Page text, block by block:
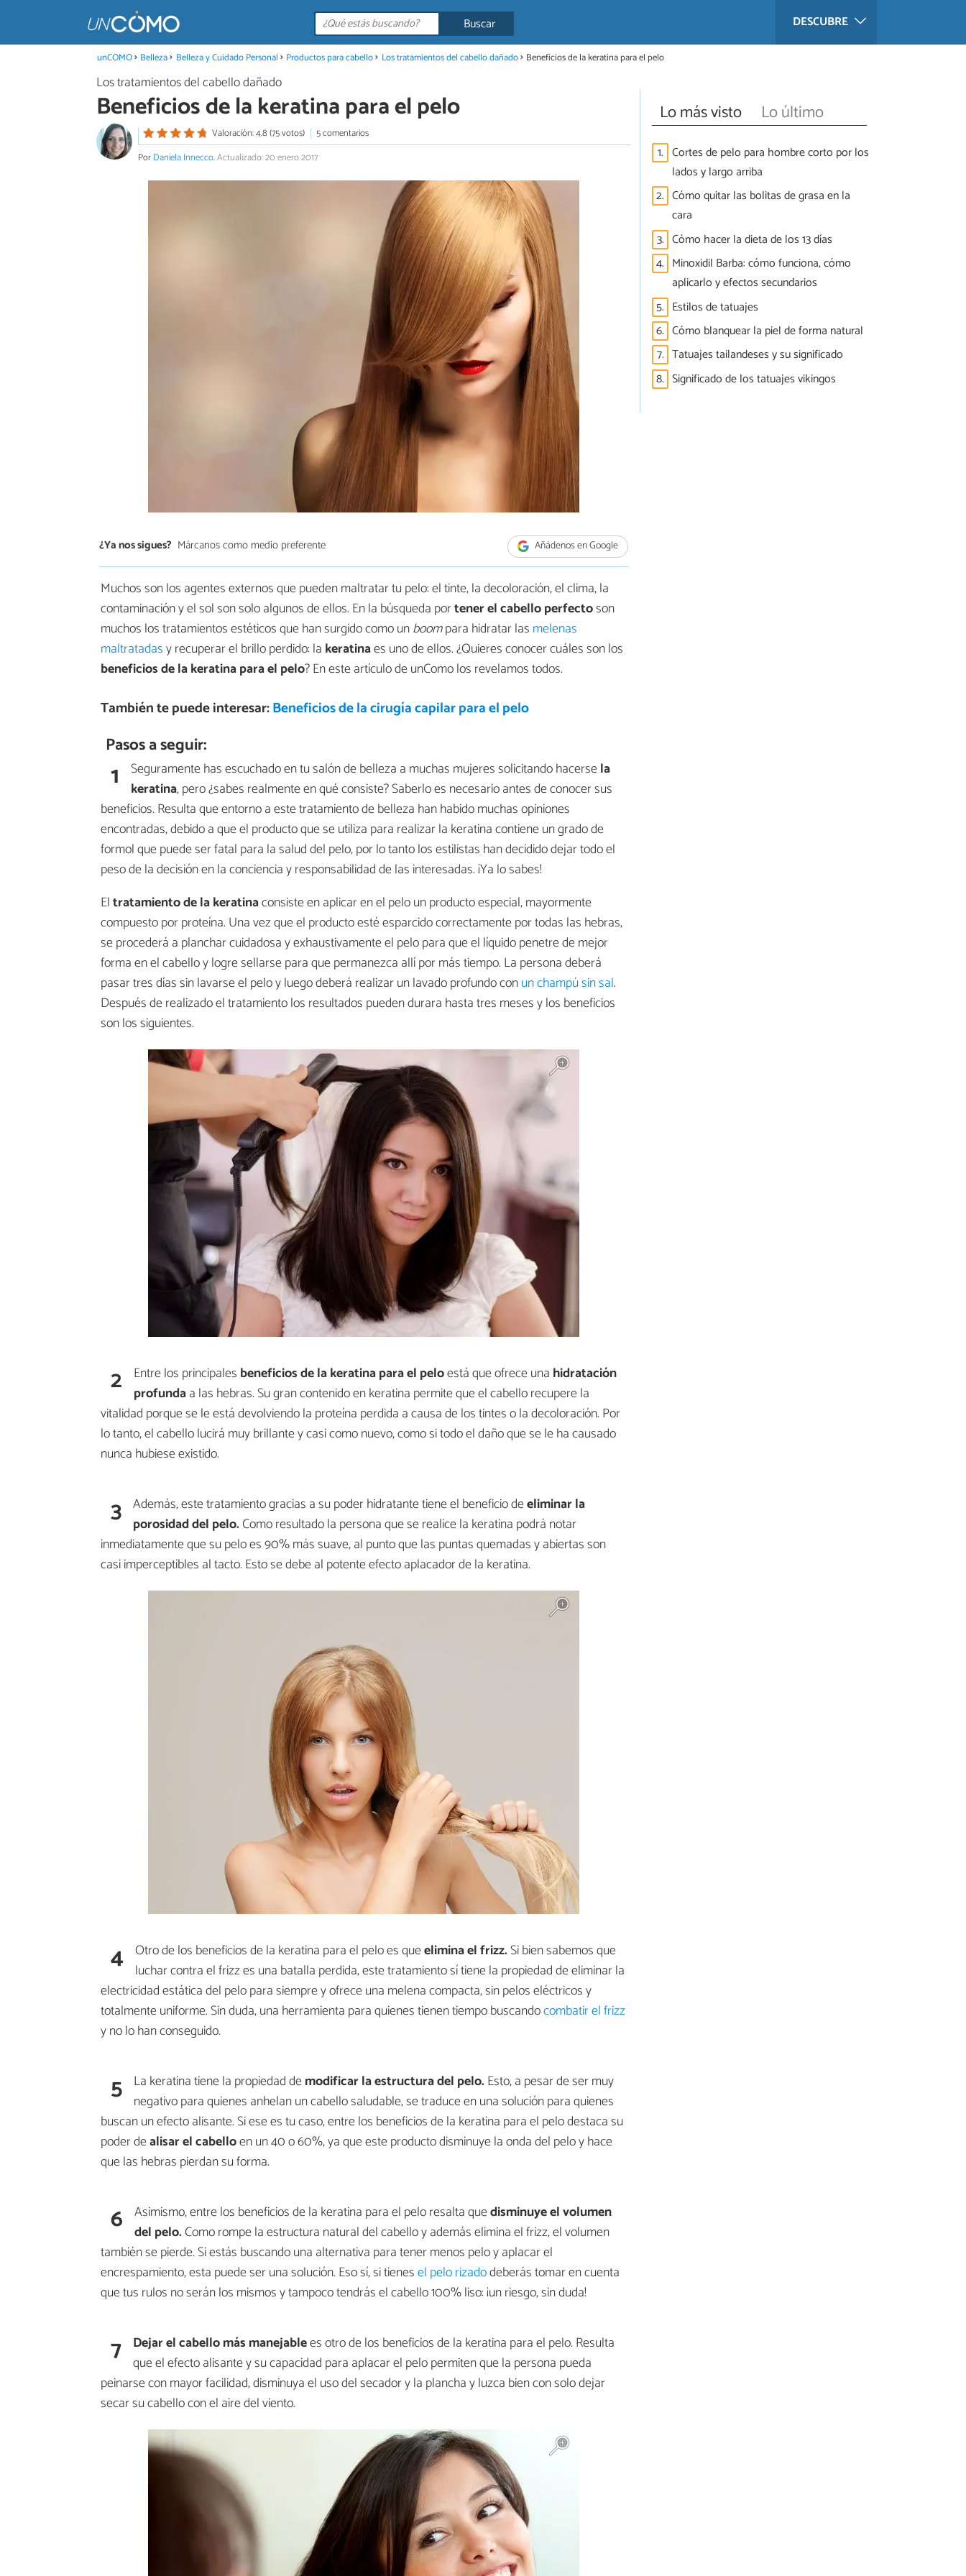
DESCUBRE
Buscar
unCOMO Belleza Belleza y Cuidado Personal Productos para cabello Los tratamientos del cabello dañado Beneficios de la keratina para el pelo
Los tratamientos del cabello dañado
Beneficios de la keratina para el pelo
Valoración: 4.8 (75 votos)
5 comentarios
PorDaniela Innecco.Actualizado: 20 enero 2017
¿Ya nos sigues? Márcanos como medio preferente Añádenos en Google
Muchos son los agentes externos que pueden maltratar tu pelo: el tinte, la decoloración, el clima, la
contaminación y el sol son solo algunos de ellos. En la búsqueda portener el cabello perfectoson
muchos los tratamientos estéticos que han surgido como unboompara hidratar las melenas
maltratadasy recuperar el brillo perdido: la keratinaes uno de ellos. ¿Quieres conocer cuáles son los
beneficios de la keratina para el pelo? En este artículo de unComo los revelamos todos.
También te puede interesar:Beneficios de la cirugía capilar para el pelo
Pasos a seguir:
1 Seguramente has escuchado en tu salón de belleza a muchas mujeres solicitando hacersela
keratina, pero ¿sabes realmente en qué consiste? Saberlo es necesario antes de conocer sus
beneficios. Resulta que entorno a este tratamiento de belleza han habido muchas opiniones
encontradas, debido a que el producto que se utiliza para realizar la keratina contiene un grado de
formol que puede ser fatal para la salud del pelo, por lo tanto los estilistas han decidido dejar todo el
peso de la decisión en la conciencia y responsabilidad de las interesadas. ¡Ya lo sabes!
Eltratamiento de la keratinaconsiste en aplicar en el pelo un producto especial, mayormente
compuesto por proteína. Una vez que el producto esté esparcido correctamente por todas las hebras,
se procederá a planchar cuidadosa y exhaustivamente el pelo para que el líquido penetre de mejor
forma en el cabello y logre sellarse para que permanezca allí por más tiempo. La persona deberá
pasar tres días sin lavarse el pelo y luego deberá realizar un lavado profundo conun champú sin sal.
Después de realizado el tratamiento los resultados pueden durara hasta tres meses y los beneficios
son los siguientes.
2 Entre los principales beneficios de la keratina para el peloestá que ofrece una hidratación
profundaa las hebras. Su gran contenido en keratina permite que el cabello recupere la
vitalidad porque se le está devolviendo la proteína perdida a causa de los tintes o la decoloración. Por
lo tanto, el cabello lucirá muy brillante y casi como nuevo, como si todo el daño que se le ha causado
nunca hubiese existido.
3 Además, este tratamiento gracias a su poder hidratante tiene el beneficio deeliminar la
porosidad del pelo.Como resultado la persona que se realice la keratina podrá notar
inmediatamente que su pelo es 90% más suave, al punto que las puntas quemadas y abiertas son
casi imperceptibles al tacto. Esto se debe al potente efecto aplacador de la keratina.
4 Otro de los beneficios de la keratina para el pelo es queelimina el frizz.Si bien sabemos que
luchar contra el frizz es una batalla perdida, este tratamiento sí tiene la propiedad de eliminar la
electricidad estática del pelo para siempre y ofrece una melena compacta, sin pelos eléctricos y
totalmente uniforme. Sin duda, una herramienta para quienes tienen tiempo buscandocombatir el frizz
y no lo han conseguido.
5 La keratina tiene la propiedad demodificar la estructura del pelo.Esto, a pesar de ser muy
negativo para quienes anhelan un cabello saludable, se traduce en una solución para quienes
buscan un efecto alisante. Si ese es tu caso, entre los beneficios de la keratina para el pelo destaca su
poder dealisar el cabelloen un 40 o 60%, ya que este producto disminuye la onda del pelo y hace
que las hebras pierdan su forma.
6 Asimismo, entre los beneficios de la keratina para el pelo resalta quedisminuye el volumen
del pelo.Como rompe la estructura natural del cabello y además elimina el frizz, el volumen
también se pierde. Si estás buscando una alternativa para tener menos pelo y aplacar el
encrespamiento, esta puede ser una solución. Eso sí, si tienesel pelo rizadodeberás tomar en cuenta
que tus rulos no serán los mismos y tampoco tendrás el cabello 100% liso: ¡un riesgo, sin duda!
7 Dejar el cabello más manejablees otro de los beneficios de la keratina para el pelo. Resulta
que el efecto alisante y su capacidad para aplacar el pelo permiten que la persona pueda
peinarse con mayor facilidad, disminuya el uso del secador y la plancha y luzca bien con solo dejar
secar su cabello con el aire del viento.
Lo más visto Lo último
1. Cortes de pelo para hombre corto por los
lados y largo arriba
2. Cómo quitar las bolitas de grasa en la
cara
3. Cómo hacer la dieta de los 13 días
4. Minoxidil Barba: cómo funciona, cómo
aplicarlo y efectos secundarios
5. Estilos de tatuajes
6. Cómo blanquear la piel de forma natural
7. Tatuajes tailandeses y su significado
8. Significado de los tatuajes vikingos